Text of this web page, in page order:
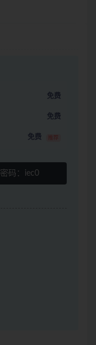
免费
免费
免费 推荐
密码： iec0